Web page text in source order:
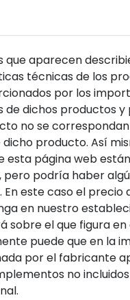
que aparecen
técnicas de los
por los
de dichos productos y
no se
producto. Así
esta página web
pero podría haber
este caso el precio
en nuestro
sobre el que figura
puede que en la
por el fabricante
no